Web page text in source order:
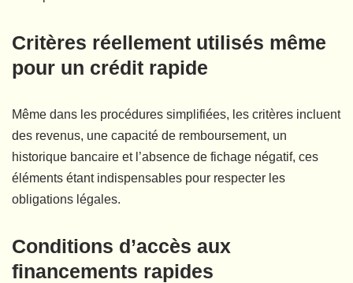
Critères réellement utilisés même
pour un crédit rapide
Même dans les procédures simplifiées, les critères incluent
des revenus, une capacité de remboursement, un
historique bancaire et l’absence de fichage négatif, ces
éléments étant indispensables pour respecter les
obligations légales.
Conditions d’accès aux
financements rapides